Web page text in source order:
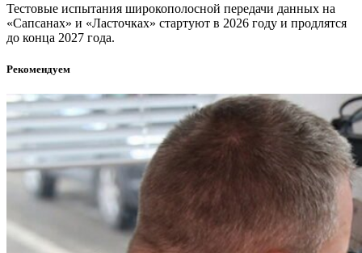
Тестовые испытания широкополосной передачи данных на
«Сапсанах» и «Ласточках» стартуют в 2026 году и продлятся
до конца 2027 года.
Рекомендуем